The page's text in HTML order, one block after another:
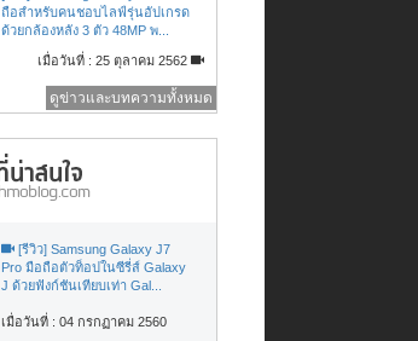
ถือสำหรับคนชอบไลฟ์รุ่นอัปเกรด
ด้วยกล้องหลัง 3 ตัว 48MP พ...
เมื่อวันที่ : 25 ตุลาคม 2562
ดูข่าวและบทความทั้งหมด
[รีวิว] Samsung Galaxy J7
Pro มือถือตัวท็อปในซีรี่ส์ Galaxy
J ด้วยฟังก์ชันเทียบเท่า Gal...
เมื่อวันที่ : 04 กรกฏาคม 2560